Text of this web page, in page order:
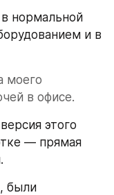
нормальной
и в
моего
в офисе.
этого
— прямая
, были